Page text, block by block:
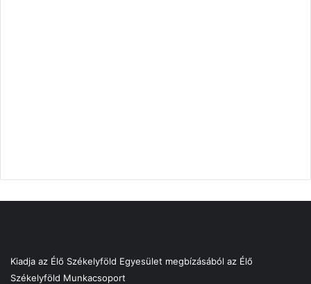
Kiadja az Élő Székelyföld Egyesület megbízásából az Élő
Székelyföld Munkacsoport